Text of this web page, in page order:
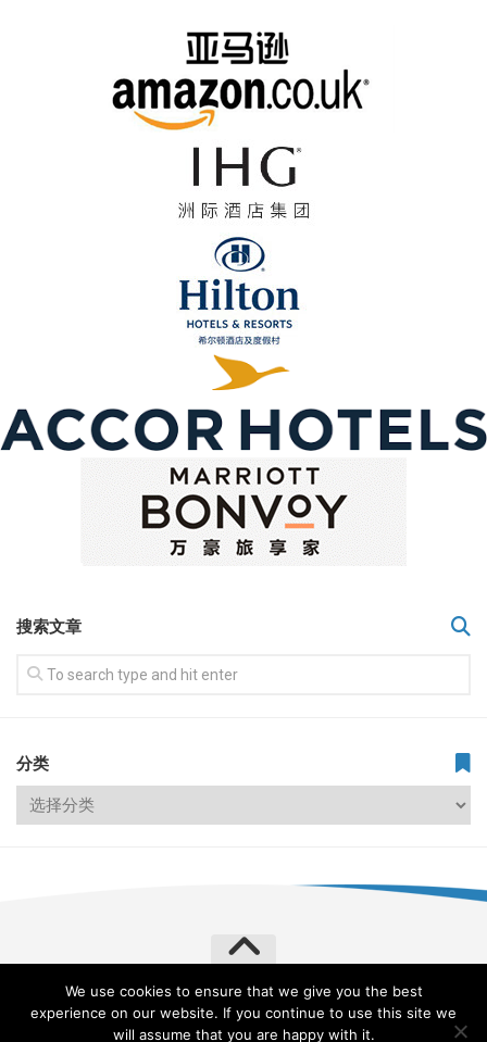
搜索文章
分类
飞常旅客 VERYLVKE © 2026. All Rights Reserved.
Powered byWordPress. Theme byAlx
We use cookies to ensure that we give you the best
experience on our website. If you continue to use this site we
will assume that you are happy with it.